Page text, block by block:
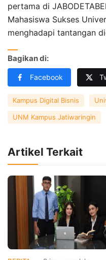
pertama di
Mahasiswa Sukses
menghadapi tantangan
Bagikan di:
Facebook
Kampus Digital Bisnis
UNM Kampus Jatiwaringin
Artikel Terkait